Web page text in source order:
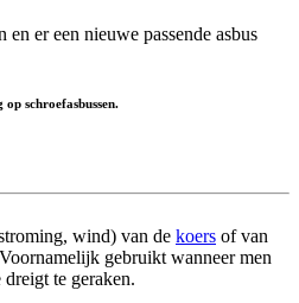
en er een nieuwe passende asbus
schroefasbussen.
wind) van de koers of van
gebruikt wanneer men
te geraken.